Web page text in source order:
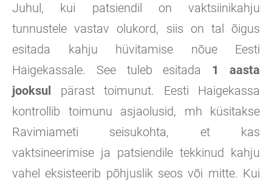
Juhul, kui patsiendil on vaktsiinikahju
tunnustele vastav olukord, siis on tal õigus
esitada kahju hüvitamise nõue Eesti
Haigekassale. See tuleb esitada 1 aasta
jooksul pärast toimunut. Eesti Haigekassa
kontrollib toimunu asjaolusid, mh küsitakse
Ravimiameti seisukohta, et kas
vaktsineerimise ja patsiendile tekkinud kahju
vahel eksisteerib põhjuslik seos või mitte. Kui